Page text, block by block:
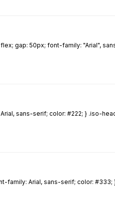
gap: 50px; font-family: "Arial",
sans-serif; color: #222; } .iso-
Arial, sans-serif; color: